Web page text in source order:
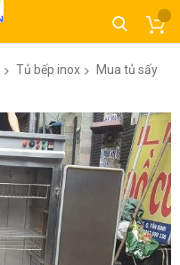
Tủ bếp inox
Mua tủ sấy